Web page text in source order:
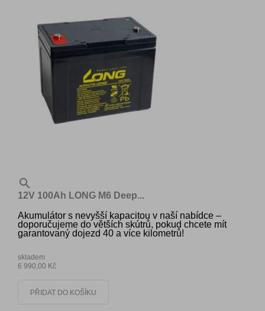

12V 100Ah LONG M6 Deep...
Akumulátor s nevyšší kapacitou v naší nabídce –
doporučujeme do větších skútrů, pokud chcete mít
garantovaný dojezd 40 a více kilometrů!
skladem
6 990,00 Kč
PŘIDAT DO KOŠÍKU